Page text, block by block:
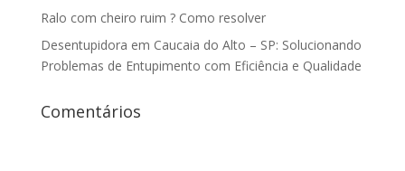
Ralo com cheiro ruim ? Como resolver
Desentupidora em Caucaia do Alto – SP: Solucionando
Problemas de Entupimento com Eficiência e Qualidade
Comentários